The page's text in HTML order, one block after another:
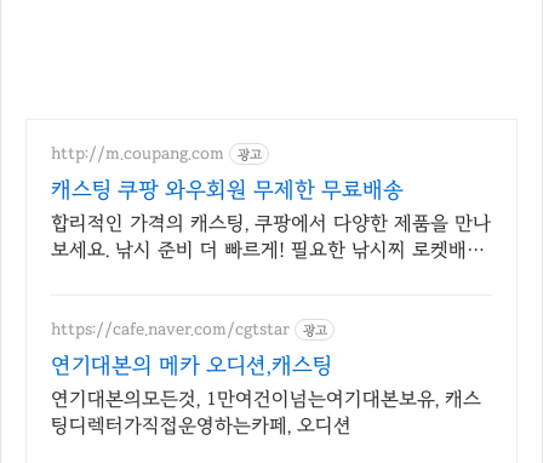
http://m.coupang.com 광고
캐스팅 쿠팡 와우회원 무제한 무료배송
합리적인 가격의 캐스팅, 쿠팡에서 다양한 제품을 만나
보세요. 낚시 준비 더 빠르게! 필요한 낚시찌 로켓배송
https://cafe.naver.com/cgtstar 광고
연기대본의 메카 오디션,캐스팅
연기대본의모든것, 1만여건이넘는여기대본보유, 캐스
팅디렉터가직접운영하는카페, 오디션